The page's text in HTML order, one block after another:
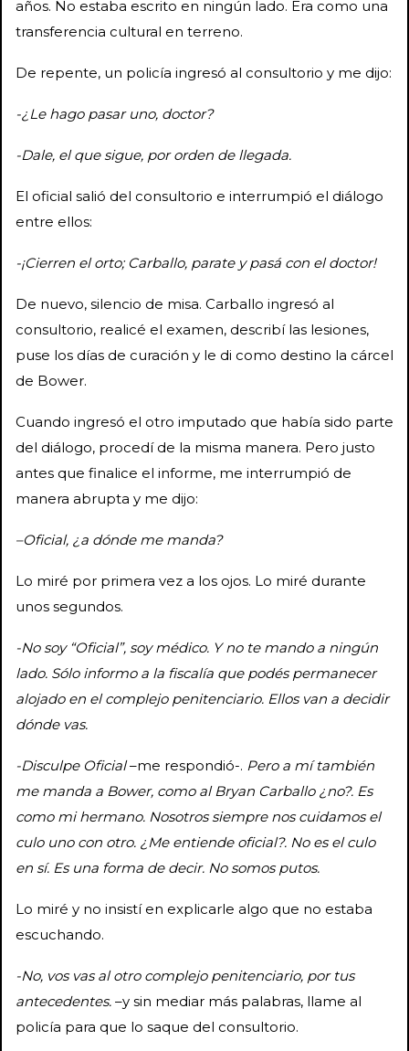
años. No estaba escrito en ningún lado. Era como una
transferencia cultural en terreno.
De repente, un policía ingresó al consultorio y me dijo:
-¿Le hago pasar uno, doctor?
-Dale, el que sigue, por orden de llegada.
El oficial salió del consultorio e interrumpió el diálogo
entre ellos:
-¡Cierren el orto; Carballo, parate y pasá con el doctor!
De nuevo, silencio de misa. Carballo ingresó al
consultorio, realicé el examen, describí las lesiones,
puse los días de curación y le di como destino la cárcel
de Bower.
Cuando ingresó el otro imputado que había sido parte
del diálogo, procedí de la misma manera. Pero justo
antes que finalice el informe, me interrumpió de
manera abrupta y me dijo:
–Oficial, ¿a dónde me manda?
Lo miré por primera vez a los ojos. Lo miré durante
unos segundos.
-No soy “Oficial”, soy médico. Y no te mando a ningún
lado. Sólo informo a la fiscalía que podés permanecer
alojado en el complejo penitenciario. Ellos van a decidir
dónde vas.
-Disculpe Oficial–me respondió-. Pero a mí también
me manda a Bower, como al Bryan Carballo ¿no?. Es
como mi hermano. Nosotros siempre nos cuidamos el
culo uno con otro. ¿Me entiende oficial?. No es el culo
en sí. Es una forma de decir. No somos putos.
Lo miré y no insistí en explicarle algo que no estaba
escuchando.
-No, vos vas al otro complejo penitenciario, por tus
antecedentes. –y sin mediar más palabras, llame al
policía para que lo saque del consultorio.